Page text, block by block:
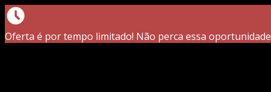
Oferta é por tempo limitado! Não perca essa oportunidade